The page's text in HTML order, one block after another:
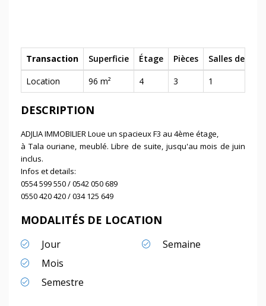
Transaction Superficie Étage Pièces
Salles de bain
Location
96 m² 4 3 1
DESCRIPTION
ADJLIA IMMOBILIER Loue un spacieux F3 au 4ème étage,
à Tala ouriane, meublé. Libre de suite, jusqu'au mois de juin
inclus.
Infos et details:
0554 599 550 / 0542 050 689
0550 420 420 / 034 125 649
MODALITÉS DE LOCATION
Jour
Semaine
Mois
Semestre